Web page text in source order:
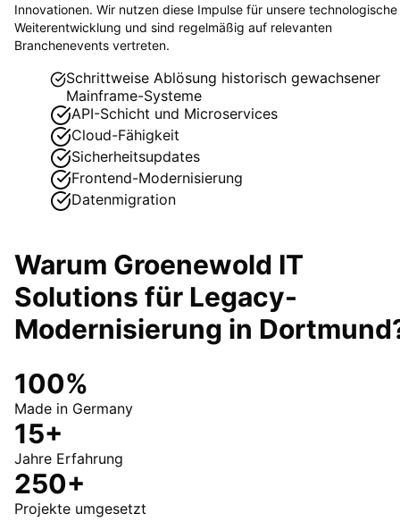
Innovationen. Wir nutzen diese Impulse für unsere technologische
Weiterentwicklung und sind regelmäßig auf relevanten
Branchenevents vertreten.
Schrittweise Ablösung historisch gewachsener
Mainframe-Systeme
API-Schicht und Microservices
Cloud-Fähigkeit
Sicherheitsupdates
Frontend-Modernisierung
Datenmigration
Warum Groenewold IT
Solutions für Legacy-
Modernisierung in Dortmund
100%
Made in Germany
15+
Jahre Erfahrung
250+
Projekte umgesetzt